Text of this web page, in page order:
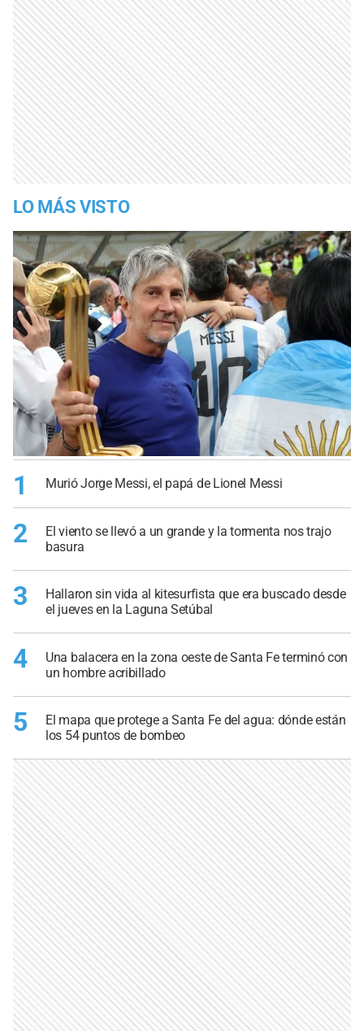
LO MÁS VISTO
1 Murió Jorge Messi, el papá de Lionel Messi
2
El viento se llevó a un grande y la tormenta nos trajo
basura
3
Hallaron sin vida al kitesurfista que era buscado desde
el jueves en la Laguna Setúbal
4
Una balacera en la zona oeste de Santa Fe terminó con
un hombre acribillado
5
El mapa que protege a Santa Fe del agua: dónde están
los 54 puntos de bombeo